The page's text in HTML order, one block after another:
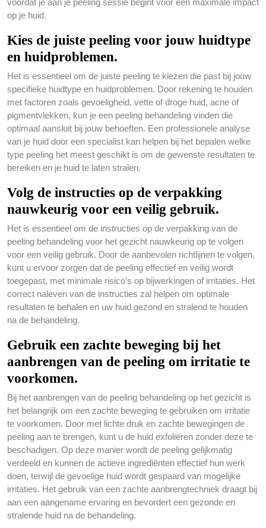
op je huid.
Kies de juiste peeling voor jouw huidtype
en huidproblemen.
Het is essentieel om de juiste peeling te kiezen die past bij jouw
specifieke huidtype en huidproblemen. Door rekening te houden
met factoren zoals gevoeligheid, vette of droge huid, acne of
pigmentvlekken, kun je een peeling behandeling vinden die
optimaal aansluit bij jouw behoeften. Een professionele analyse
van je huid door een specialist kan helpen bij het bepalen welke
type peeling het meest geschikt is om de gewenste resultaten te
bereiken en je huid te laten stralen.
Volg de instructies op de verpakking
nauwkeurig voor een veilig gebruik.
Het is essentieel om de instructies op de verpakking van de
peeling behandeling voor het gezicht nauwkeurig op te volgen
voor een veilig gebruik. Door de aanbevolen richtlijnen te volgen,
kunt u ervoor zorgen dat de peeling effectief en veilig wordt
toegepast, met minimale risico’s op bijwerkingen of irritaties. Het
correct naleven van de instructies zal helpen om optimale
resultaten te behalen en uw huid gezond en stralend te houden
na de behandeling.
Gebruik een zachte beweging bij het
aanbrengen van de peeling om irritatie te
voorkomen.
Bij het aanbrengen van de peeling behandeling op het gezicht is
het belangrijk om een zachte beweging te gebruiken om irritatie
te voorkomen. Door met lichte druk en zachte bewegingen de
peeling aan te brengen, kunt u de huid exfoliëren zonder deze te
beschadigen. Op deze manier wordt de peeling gelijkmatig
verdeeld en kunnen de actieve ingrediënten effectief hun werk
doen, terwijl de gevoelige huid wordt gespaard van mogelijke
irritaties. Het gebruik van een zachte aanbrengtechniek draagt bij
aan een aangename ervaring en bevordert een gezonde en
stralende huid na de behandeling.